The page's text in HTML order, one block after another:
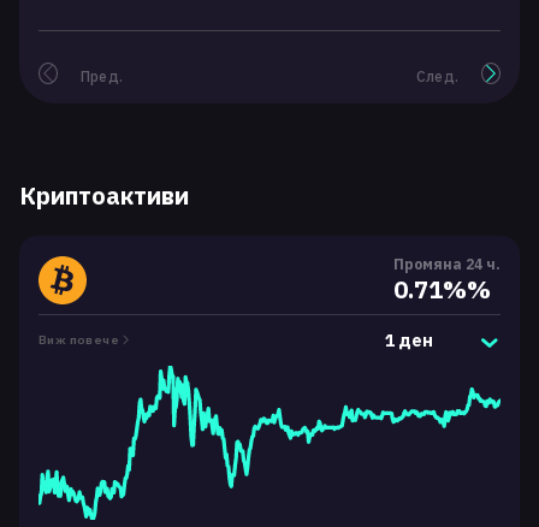
Пред. След.
Криптоактиви
Промяна 24 ч.
0.71%%
Виж повече 1 ден